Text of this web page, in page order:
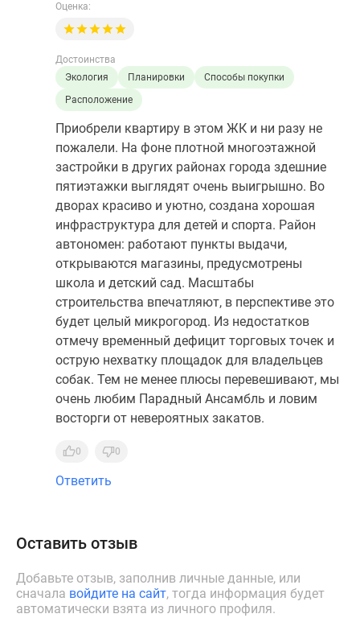
Оценка:
Достоинства
Экология
Планировки
Способы покупки
Расположение
Приобрели квартиру в этом ЖК и ни разу не
пожалели. На фоне плотной многоэтажной
застройки в других районах города здешние
пятиэтажки выглядят очень выигрышно. Во
дворах красиво и уютно, создана хорошая
инфраструктура для детей и спорта. Район
автономен: работают пункты выдачи,
открываются магазины, предусмотрены
школа и детский сад. Масштабы
строительства впечатляют, в перспективе это
будет целый микрогород. Из недостатков
отмечу временный дефицит торговых точек и
острую нехватку площадок для владельцев
собак. Тем не менее плюсы перевешивают, мы
очень любим Парадный Ансамбль и ловим
восторги от невероятных закатов.
0 0
Ответить
Оставить отзыв
Добавьте отзыв, заполнив личные данные, или
сначала войдите на сайт, тогда информация будет
автоматически взята из личного профиля.